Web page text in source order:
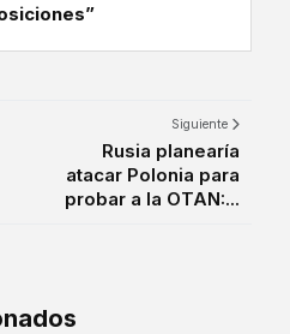
Siguiente
Rusia planearía
atacar Polonia para
probar a la OTAN:...